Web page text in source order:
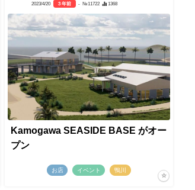
2023/4/20 3 年前 - №11722 1368
Kamogawa SEASIDE BASE がオー
プン
お店 イベント 鴨川